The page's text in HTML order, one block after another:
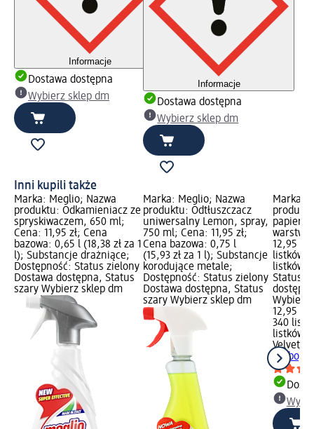
Informacje
Dostawa dostępna
Wybierz sklep dm
Informacje
Dostawa dostępna
Wybierz sklep dm
Inni kupili także
Marka: Meglio; Nazwa
produktu: Odkamieniacz ze
spryskiwaczem, 650 ml;
Cena: 11,95 zł; Cena
bazowa: 0,65 l (18,38 zł za 1
l); Substancje drażniące;
Dostępność: Status zielony
Dostawa dostępna, Status
szary Wybierz sklep dm
Marka: Meglio; Nazwa
produktu: Odtłuszczacz
uniwersalny Lemon, spray,
750 ml; Cena: 11,95 zł;
Cena bazowa: 0,75 l
(15,93 zł za 1 l); Substancje
korodujące metale;
Dostępność: Status zielony
Dostawa dostępna, Status
szary Wybierz sklep dm
Marka:
12,95
listków
listków);
Status
Wybierz
12,95 zł
340
listków)
Velvet
Turbo,